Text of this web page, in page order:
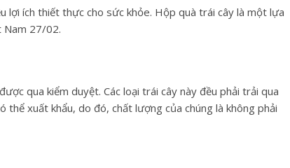
lợi ích thiết thực cho sức khỏe. Hộp quà trái cây là một lựa
Nam 27/02.
qua kiểm duyệt. Các loại trái cây này đều phải trải qua
xuất khẩu, do đó, chất lượng của chúng là không phải